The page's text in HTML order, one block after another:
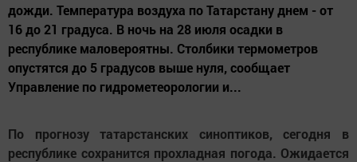
дожди. Температура воздуха по Татарстану днем - от
16 до 21 градуса. В ночь на 28 июля осадки в
республике маловероятны. Столбики термометров
опустятся до 5 градусов выше нуля, сообщает
Управление по гидрометеорологии и...
По прогнозу татарстанских синоптиков, сегодня в
республике сохранится прохладная погода. Ожидается